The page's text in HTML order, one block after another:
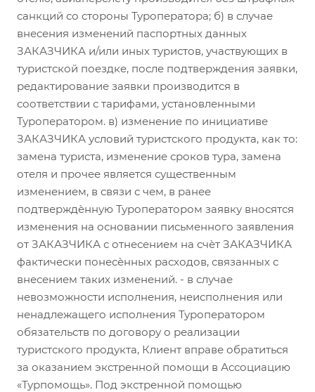
санкций со стороны Туроператора; б) в случае
внесения изменений паспортных данных
ЗАКАЗЧИКА и/или иных туристов, участвующих в
туристской поездке, после подтверждения заявки,
редактирование заявки производится в
соответствии с тарифами, установленными
Туроператором. в) изменение по инициативе
ЗАКАЗЧИКА условий туристского продукта, как то:
замена туриста, изменение сроков тура, замена
отеля и прочее является существенным
изменением, в связи с чем, в ранее
подтверждѐнную Туроператором заявку вносятся
изменения на основании письменного заявления
от ЗАКАЗЧИКА с отнесением на счѐт ЗАКАЗЧИКА
фактически понесѐнных расходов, связанных с
внесением таких изменений. - в случае
невозможности исполнения, неисполнения или
ненадлежащего исполнения Туроператором
обязательств по договору о реализации
туристского продукта, Клиент вправе обратиться
за оказанием экстренной помощи в Ассоциацию
«Турпомощь». Под экстренной помощью